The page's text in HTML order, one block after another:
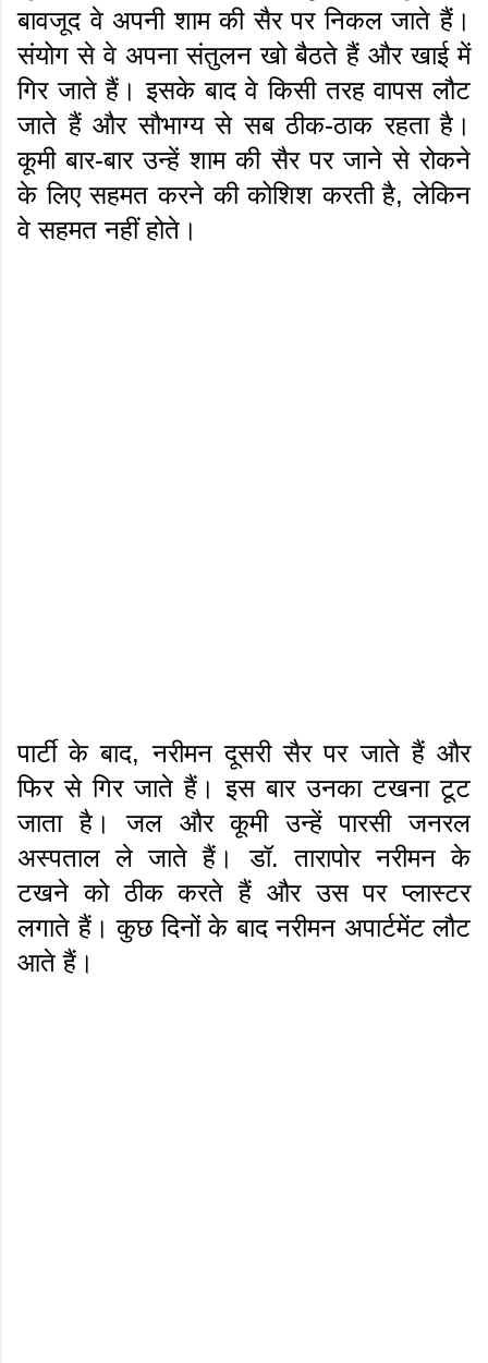
बावजूद वे अपनी शाम की सैर पर निकल जाते हैं।
संयोग से वे अपना संतुलन खो बैठते हैं और खाई में
गिर जाते हैं। इसके बाद वे किसी तरह वापस लौट
जाते हैं और सौभाग्य से सब ठीक-ठाक रहता है।
कूमी बार-बार उन्हें शाम की सैर पर जाने से रोकने
के लिए सहमत करने की कोशिश करती है, लेकिन
वे सहमत नहीं होते।
पार्टी के बाद, नरीमन दूसरी सैर पर जाते हैं और
फिर से गिर जाते हैं। इस बार उनका टखना टूट
जाता है। जल और कूमी उन्हें पारसी जनरल
अस्पताल ले जाते हैं। डॉ. तारापोर नरीमन के
टखने को ठीक करते हैं और उस पर प्लास्टर
लगाते हैं। कुछ दिनों के बाद नरीमन अपार्टमेंट लौट
आते हैं।